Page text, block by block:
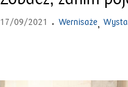
17/09/2021 Wernisaże,